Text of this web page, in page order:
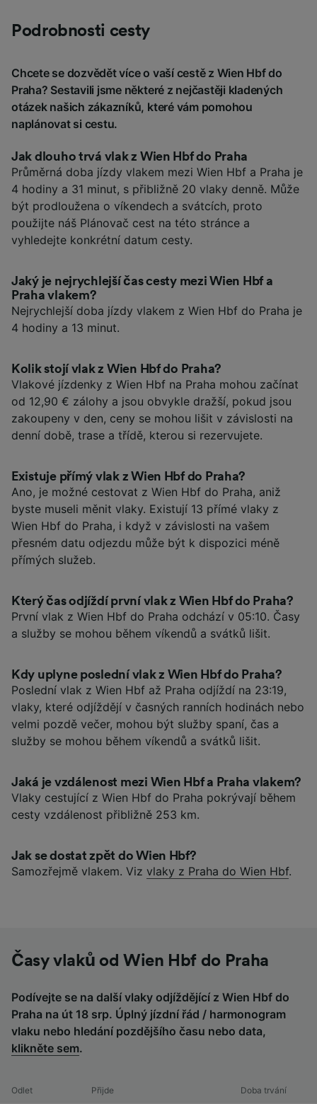
Podrobnosti cesty
Chcete se dozvědět více o vaší cestě z Wien Hbf do
Praha? Sestavili jsme některé z nejčastěji kladených
otázek našich zákazníků, které vám pomohou
naplánovat si cestu.
Jak dlouho trvá vlak z Wien Hbf do Praha
Průměrná doba jízdy vlakem mezi Wien Hbf a Praha je
4 hodiny a 31 minut, s přibližně 20 vlaky denně. Může
být prodloužena o víkendech a svátcích, proto
použijte náš Plánovač cest na této stránce a
vyhledejte konkrétní datum cesty.
Jaký je nejrychlejší čas cesty mezi Wien Hbf a
Praha vlakem?
Nejrychlejší doba jízdy vlakem z Wien Hbf do Praha je
4 hodiny a 13 minut.
Kolik stojí vlak z Wien Hbf do Praha?
Vlakové jízdenky z Wien Hbf na Praha mohou začínat
od 12,90 € zálohy a jsou obvykle dražší, pokud jsou
zakoupeny v den, ceny se mohou lišit v závislosti na
denní době, trase a třídě, kterou si rezervujete.
Existuje přímý vlak z Wien Hbf do Praha?
Ano, je možné cestovat z Wien Hbf do Praha, aniž
byste museli měnit vlaky. Existují 13 přímé vlaky z
Wien Hbf do Praha, i když v závislosti na vašem
přesném datu odjezdu může být k dispozici méně
přímých služeb.
Který čas odjíždí první vlak z Wien Hbf do Praha?
První vlak z Wien Hbf do Praha odchází v 05:10. Časy
a služby se mohou během víkendů a svátků lišit.
Kdy uplyne poslední vlak z Wien Hbf do Praha?
Poslední vlak z Wien Hbf až Praha odjíždí na 23:19,
vlaky, které odjíždějí v časných ranních hodinách nebo
velmi pozdě večer, mohou být služby spaní, čas a
služby se mohou během víkendů a svátků lišit.
Jaká je vzdálenost mezi Wien Hbf a Praha vlakem?
Vlaky cestující z Wien Hbf do Praha pokrývají během
cesty vzdálenost přibližně 253 km.
Jak se dostat zpět do Wien Hbf?
Samozřejmě vlakem. Viz vlaky z Praha do Wien Hbf.
Časy vlaků od Wien Hbf do Praha
Podívejte se na další vlaky odjíždějící z Wien Hbf do
Praha na út 18 srp. Úplný jízdní řád / harmonogram
vlaku nebo hledání pozdějšího času nebo data,
klikněte sem.
Odlet Přijde Doba trvání